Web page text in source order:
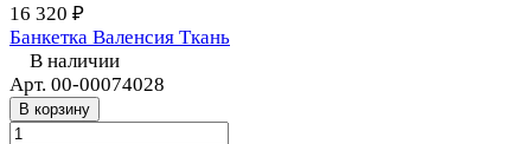
16 320 ₽
Банкетка Валенсия Ткань
В наличии
Арт. 00-00074028
В корзину